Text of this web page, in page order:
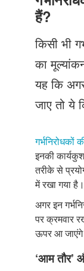
हैं?
किसी भी
का
यह कि
जाए तो ये
गर्भनिरोधकों
इनकी
तरीके से
में रखा गया है।
अगर इन
पर क्रमवार
ऊपर आ
‘आम तौर’